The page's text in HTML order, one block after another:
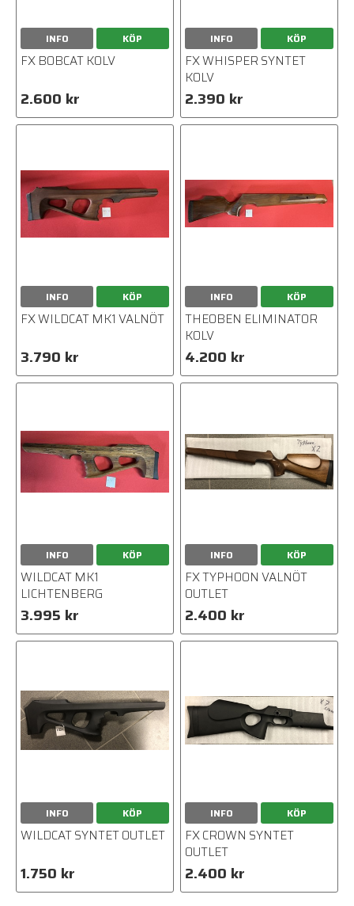
INFO KÖP
FX BOBCAT KOLV
2.600 kr
INFO KÖP
FX WHISPER SYNTET
KOLV
2.390 kr
INFO KÖP
FX WILDCAT MK1 VALNÖT
3.790 kr
INFO KÖP
THEOBEN ELIMINATOR
KOLV
4.200 kr
INFO KÖP
WILDCAT MK1
LICHTENBERG
3.995 kr
INFO KÖP
FX TYPHOON VALNÖT
OUTLET
2.400 kr
INFO KÖP
WILDCAT SYNTET OUTLET
1.750 kr
INFO KÖP
FX CROWN SYNTET
OUTLET
2.400 kr